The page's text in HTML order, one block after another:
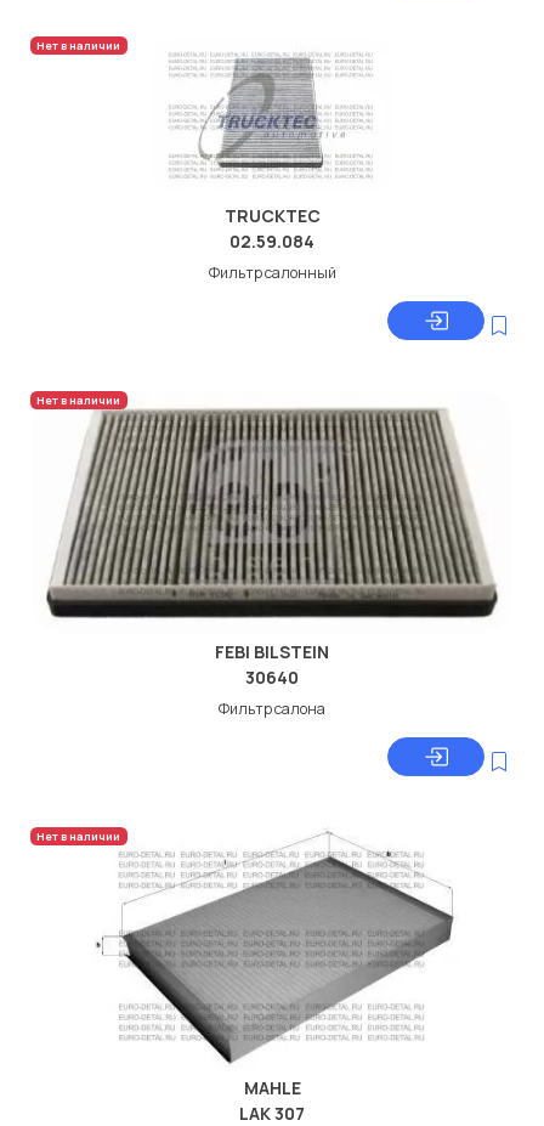
Нет в наличии
TRUCKTEC
02.59.084
Фильтр салонный
Нет в наличии
FEBI BILSTEIN
30640
Фильтр салона
Нет в наличии
MAHLE
LAK 307